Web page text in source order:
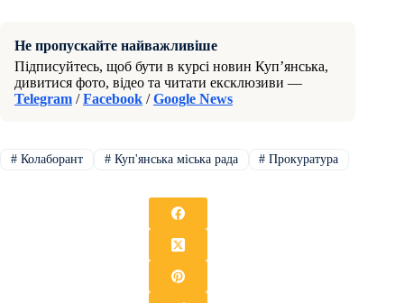
Не пропускайте найважливіше
Підписуйтесь, щоб бути в курсі новин Куп’янська,
дивитися фото, відео та читати ексклюзиви —
Telegram /Facebook /Google News
#Колаборант #Куп'янська міська рада # Прокуратура